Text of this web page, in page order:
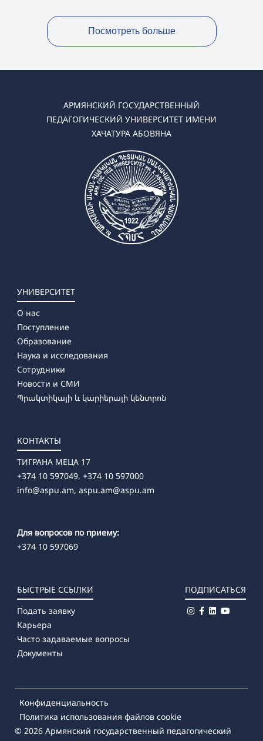
Посмотреть больше
АРМЯНСКИЙ ГОСУДАРСТВЕННЫЙ
ПЕДАГОГИЧЕСКИЙ УНИВЕРСИТЕТ ИМЕНИ
ХАЧАТУРА АБОВЯНА
УНИВЕРСИТЕТ
О нас
Поступление
Образование
Наука и исследования
Сотрудники
Новости и СМИ
Պրակտիկայի և կարիերայի կենտրոն
КОНТАКТЫ
ТИГРАНА МЕЦА 17
+374 10 597049, +374 10 597000
info@aspu.am, aspu.am@aspu.am
Для вопросов по приему:
+374 10 597069
БЫСТРЫЕ ССЫЛКИ
Подать заявку
Карьера
Часто задаваемые вопросы
Документы
ПОДПИСАТЬСЯ
Конфиденциальность
Политика использования файлов cookie
© 2026 Армянский государственный педагогический